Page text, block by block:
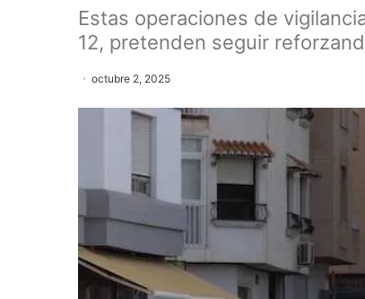
Estas operaciones de
12, pretenden seguir
octubre 2, 2025